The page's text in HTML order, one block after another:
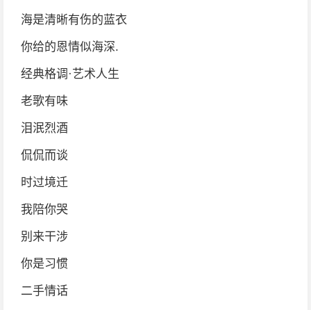
海是清晰有伤的蓝衣
你给的恩情似海深.
经典格调·艺术人生
老歌有味
泪泯烈酒
侃侃而谈
时过境迁
我陪你哭
别来干涉
你是习惯
二手情话